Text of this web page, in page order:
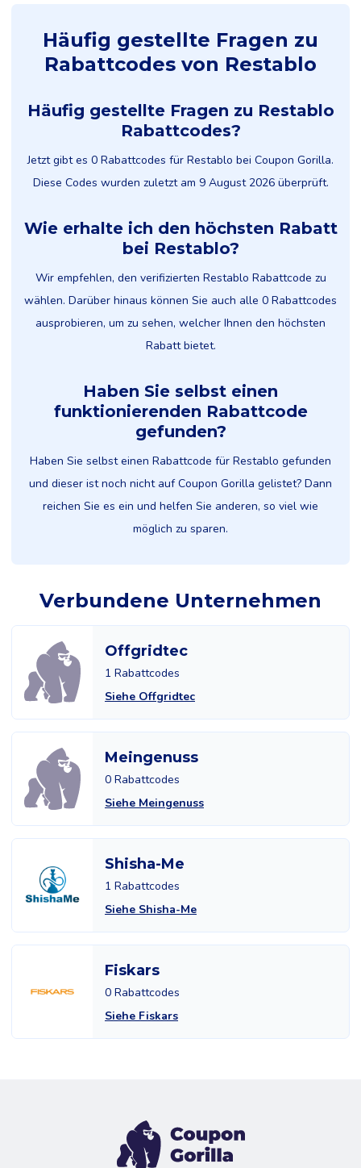
Häufig gestellte Fragen zu
Rabattcodes von Restablo
Häufig gestellte Fragen zu Restablo
Rabattcodes?
Jetzt gibt es 0 Rabattcodes für Restablo bei Coupon Gorilla.
Diese Codes wurden zuletzt am 9 August 2026 überprüft.
Wie erhalte ich den höchsten Rabatt
bei Restablo?
Wir empfehlen, den verifizierten Restablo Rabattcode zu
wählen. Darüber hinaus können Sie auch alle 0 Rabattcodes
ausprobieren, um zu sehen, welcher Ihnen den höchsten
Rabatt bietet.
Haben Sie selbst einen
funktionierenden Rabattcode
gefunden?
Haben Sie selbst einen Rabattcode für Restablo gefunden
und dieser ist noch nicht auf Coupon Gorilla gelistet? Dann
reichen Sie es ein und helfen Sie anderen, so viel wie
möglich zu sparen.
Verbundene Unternehmen
Offgridtec
1 Rabattcodes
Siehe Offgridtec
Meingenuss
0 Rabattcodes
Siehe Meingenuss
Shisha-Me
1 Rabattcodes
Siehe Shisha-Me
Fiskars
0 Rabattcodes
Siehe Fiskars